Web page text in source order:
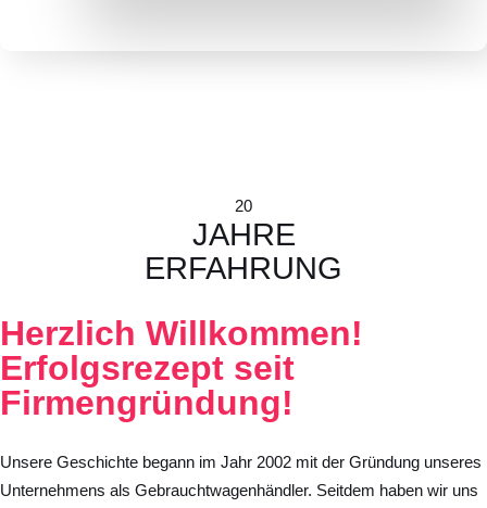
20
JAHRE
ERFAHRUNG
Herzlich Willkommen!
Erfolgsrezept seit
Firmengründung!
Unsere Geschichte begann im Jahr 2002 mit der Gründung unseres
Unternehmens als Gebrauchtwagenhändler. Seitdem haben wir uns